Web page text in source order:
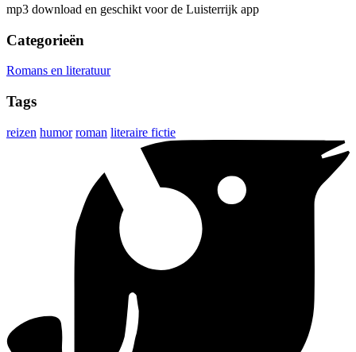
mp3 download en geschikt voor de Luisterrijk app
Categorieën
Romans en literatuur
Tags
reizen humor roman literaire fictie